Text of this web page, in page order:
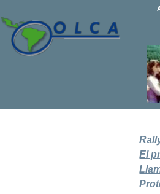
El